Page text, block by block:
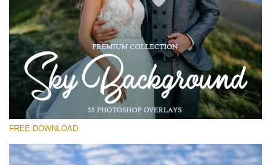
Prosím vyberte
Free Photoshop Overlay #18
Small 800*533px
Sky Background
(55 Overlays)
Grunge Collection
FREE DOWNLOAD